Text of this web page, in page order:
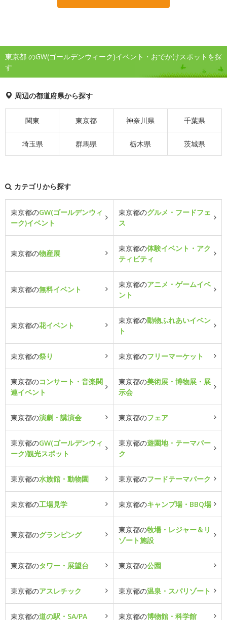
東京都 のGW(ゴールデンウィーク)イベント・おでかけスポットを探
す
周辺の都道府県から探す
関東 東京都 神奈川県 千葉県
埼玉県 群馬県 栃木県 茨城県
カテゴリから探す
東京都のGW(ゴールデンウィ
ーク)イベント
東京都のグルメ・フードフェ
ス
東京都の物産展
東京都の体験イベント・アク
ティビティ
東京都の無料イベント
東京都のアニメ・ゲームイベ
ント
東京都の花イベント
東京都の動物ふれあいイベン
ト
東京都の祭り 東京都のフリーマーケット
東京都のコンサート・音楽関
連イベント
東京都の美術展・博物展・展
示会
東京都の演劇・講演会 東京都のフェア
東京都のGW(ゴールデンウィ
ーク)観光スポット
東京都の遊園地・テーマパー
ク
東京都の水族館・動物園 東京都のフードテーマパーク
東京都の工場見学 東京都のキャンプ場・BBQ場
東京都のグランピング
東京都の牧場・レジャー＆リ
ゾート施設
東京都のタワー・展望台 東京都の公園
東京都のアスレチック 東京都の温泉・スパリゾート
東京都の道の駅・SA/PA 東京都の博物館・科学館